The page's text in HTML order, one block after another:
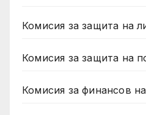
Комисия за защита на
Комисия за защита на
Комисия за финансов